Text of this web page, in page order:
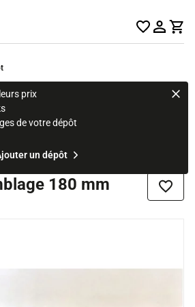
prix
de votre dépôt
un dépôt
180 mm